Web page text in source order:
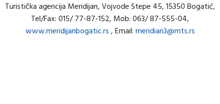
Turistička agencija Meridijan, Vojvode Stepe 45, 15350 Bogatić,
Tel/Fax: 015/ 77-87-152, Mob: 063/ 87-555-04,
www.meridijanbogatic.rs, Email:meridian3@mts.rs